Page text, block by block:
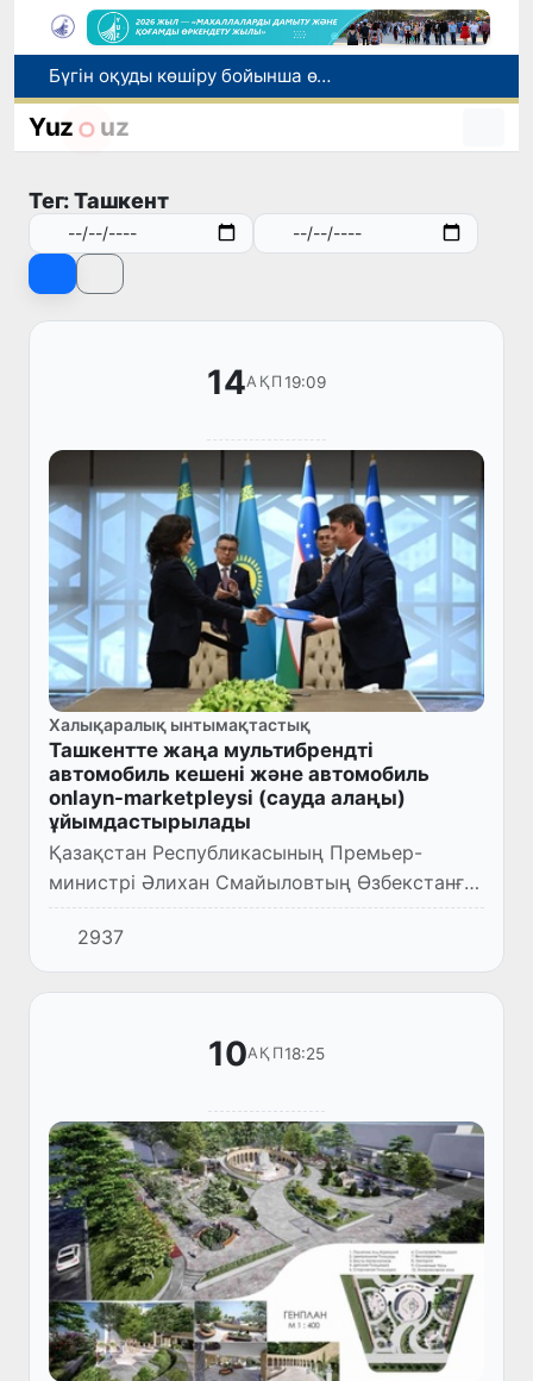
1 тамыздан бастап сирек кездесетін жабайы жануарларды аулауға тыйым салынады
Өзбекстан СІМ басшысы Бахтиёр Саидов Үндістан Президентімен екіжақты байланыстарды нығайту мәселелерін талқылады
Бүгін оқуды көшіру бойынша өтініштерді қабылдаудың соңғы күні
Yuz uz
Тег: Ташкент
14АҚП 19:09
Халықаралық ынтымақтастық
Ташкентте жаңа мультибрендті
автомобиль кешені және автомобиль
onlayn-marketpleysi (сауда алаңы)
ұйымдастырылады
Қазақстан Республикасының Премьер-
министрі Әлихан Смайыловтың Өзбекстанға
ресми сапарына «UzAuto» компаниясы мен
«Allur Group» АҚ (Қазақстан) арасында қол
қойылған ынтымақтастық ту...
2937
10АҚП18:25